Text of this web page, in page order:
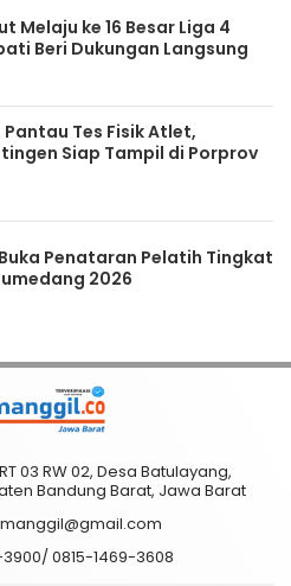
Melaju ke 16 Besar Liga 4
Beri Dukungan Langsung
Tes Fisik Atlet,
Siap Tampil di Porprov
Penataran Pelatih Tingkat
2026
03 RW 02, Desa Batulayang,
Bandung Barat, Jawa Barat
0815-1469-3608